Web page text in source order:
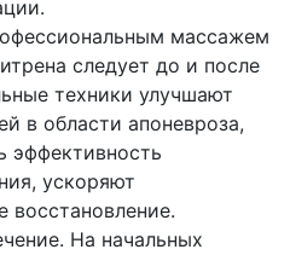
массажем
следует до и после
техники улучшают
в области апоневроза,
эффективность
ускоряют
восстановление.
На начальных